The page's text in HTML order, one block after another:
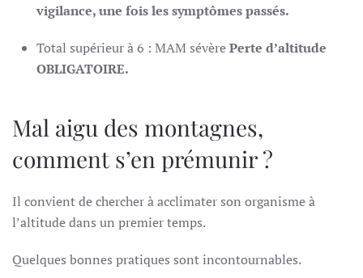
vigilance, une fois les symptômes passés.
Total supérieur à 6 : MAM sévèrePerte d’altitude
OBLIGATOIRE.
Mal aigu des montagnes,
comment s’en prémunir ?
Il convient de chercher à acclimater son organisme à
l’altitude dans un premier temps.
Quelques bonnes pratiques sont incontournables.